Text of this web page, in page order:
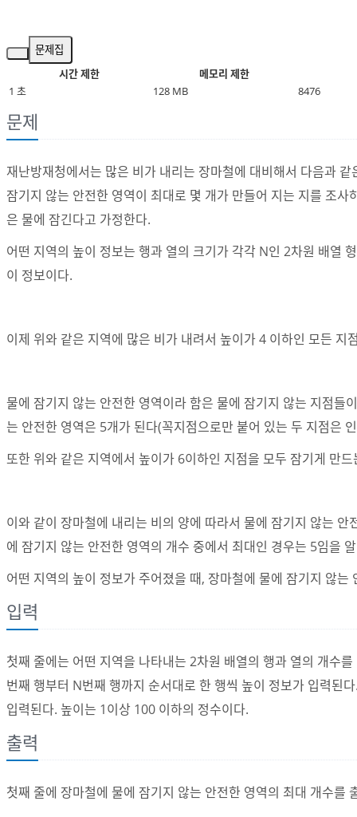
문제집
시간 제한
메모리 제한
1 초
128 MB 8476
문제
재난방재청에서는 많은 비가 내리는 장마철에 대비해서 다음과
잠기지 않는 안전한 영역이 최대로 몇 개가 만들어 지는 지를 조
은 물에 잠긴다고 가정한다.
어떤 지역의 높이 정보는 행과 열의 크기가 각각 N인 2차원 배열
이 정보이다.
이제 위와 같은 지역에 많은 비가 내려서 높이가 4 이하인 모든
물에 잠기지 않는 안전한 영역이라 함은 물에 잠기지 않는 지점들
는 안전한 영역은 5개가 된다(꼭지점으로만 붙어 있는 두 지점은
또한 위와 같은 지역에서 높이가 6이하인 지점을 모두 잠기게 만
이와 같이 장마철에 내리는 비의 양에 따라서 물에 잠기지 않는
에 잠기지 않는 안전한 영역의 개수 중에서 최대인 경우는 5임을
어떤 지역의 높이 정보가 주어졌을 때, 장마철에 물에 잠기지 않
입력
첫째 줄에는 어떤 지역을 나타내는 2차원 배열의 행과 열의 개수
번째 행부터 N번째 행까지 순서대로 한 행씩 높이 정보가 입력된
입력된다. 높이는 1이상 100 이하의 정수이다.
출력
첫째 줄에 장마철에 물에 잠기지 않는 안전한 영역의 최대 개수를